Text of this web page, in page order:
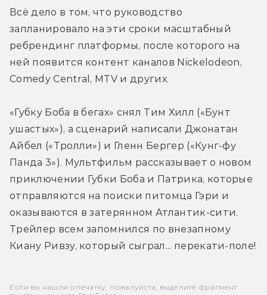
Всё дело в том, что руководство
запланировало на эти сроки масштабный
ребрендинг платформы, после которого на
ней появится контент каналов Nickelodeon,
Comedy Central, MTV и других.
«Губку Боба в бегах» снял Тим Хилл («Бунт
ушастых»), а сценарий написали Джонатан
Айбел («Тролли») и Гленн Бергер («Кунг-фу
Панда 3»). Мультфильм рассказывает о новом
приключении Губки Боба и Патрика, которые
отправляются на поиски питомца Гэри и
оказываются в затерянном Атлантик-сити.
Трейлер всем запомнился по внезапному
Киану Ривзу, который сыграл... перекати-поле!
Если вы нашли опечатку, пожалуйста, выделите фрагмент